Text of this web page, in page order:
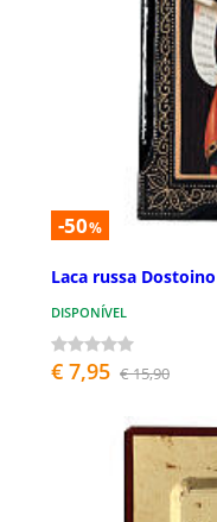
-50%
Laca russa
DISPONÍVEL
€ 7,95 € 15,90